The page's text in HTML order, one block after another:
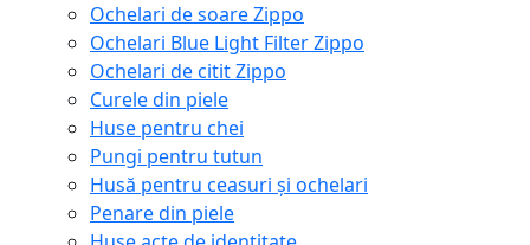
Ochelari de soare Zippo
Ochelari Blue Light Filter Zippo
Ochelari de citit Zippo
Curele din piele
Huse pentru chei
Pungi pentru tutun
Husă pentru ceasuri și ochelari
Penare din piele